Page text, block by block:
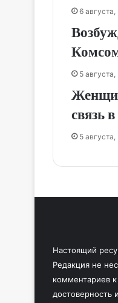
6
5
связь
5
Настоящий
Редакция не
комментариев
достоверность